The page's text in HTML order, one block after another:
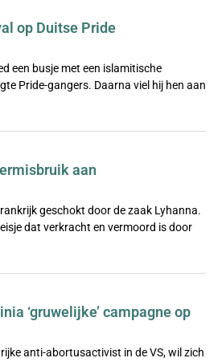
op Duitse Pride
een busje met een islamitische
Pride-gangers. Daarna viel hij hen aan
aan
geschokt door de zaak Lyhanna.
dat verkracht en vermoord is door
‘gruwelijke’ campagne op
anti-abortusactivist in de VS, wil zich